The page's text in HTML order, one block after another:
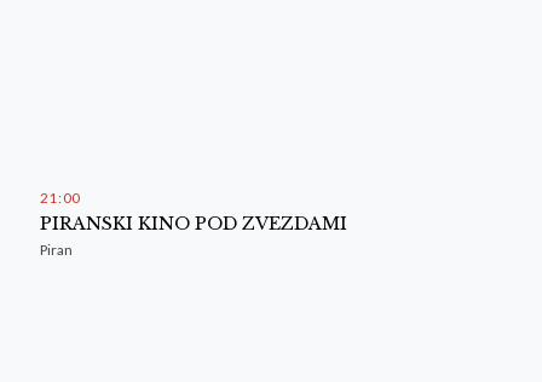
21 : 00
PIRANSKI KINO POD ZVEZDAMI
Piran